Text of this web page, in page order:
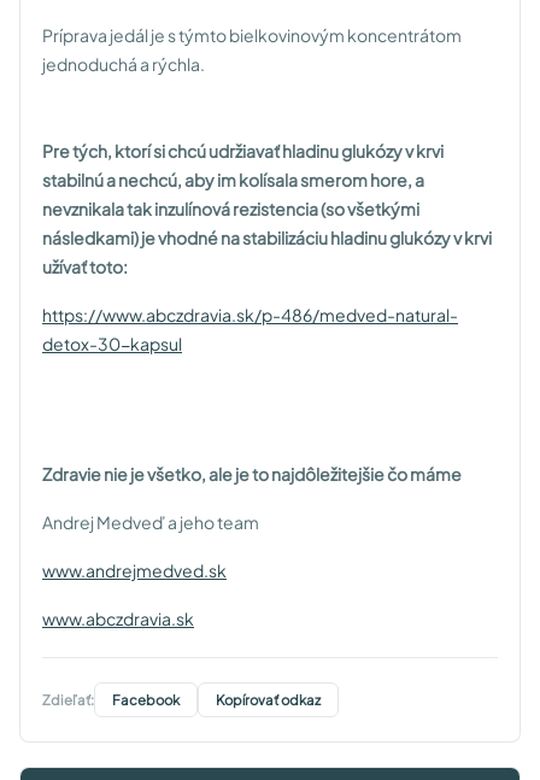
Príprava jedál je s týmto bielkovinovým koncentrátom
jednoduchá a rýchla.
Pre tých, ktorí si chcú udržiavať hladinu glukózy v krvi
stabilnú a nechcú, aby im kolísala smerom hore, a
nevznikala tak inzulínová rezistencia (so všetkými
následkami) je vhodné na stabilizáciu hladinu glukózy v krvi
užívať toto:
https://www.abczdravia.sk/p-486/medved-natural-
detox-30-kapsul
Zdravie nie je všetko, ale je to najdôležitejšie čo máme
Andrej Medveď a jeho team
www.andrejmedved.sk
www.abczdravia.sk
Zdieľať: Facebook Kopírovať odkaz